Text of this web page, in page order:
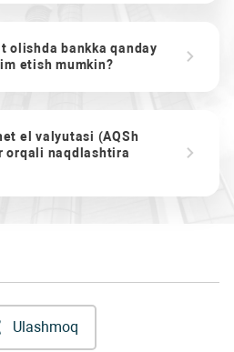
olishda bankka qanday
etish mumkin?
el valyutasi (AQSh
orqali naqdlashtira
Ulashmoq